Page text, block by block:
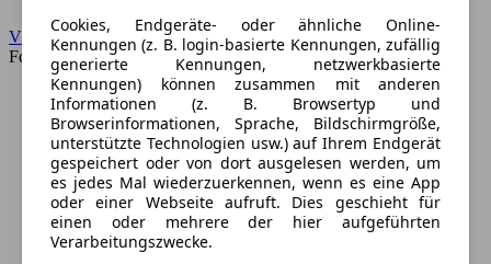
VW
Forum
Cookies, Endgeräte- oder ähnliche Online-
Kennungen (z. B. login-basierte Kennungen, zufällig
generierte Kennungen, netzwerkbasierte
Kennungen) können zusammen mit anderen
Informationen (z. B. Browsertyp und
Browserinformationen, Sprache, Bildschirmgröße,
unterstützte Technologien usw.) auf Ihrem Endgerät
gespeichert oder von dort ausgelesen werden, um
es jedes Mal wiederzuerkennen, wenn es eine App
oder einer Webseite aufruft. Dies geschieht für
einen oder mehrere der hier aufgeführten
Verarbeitungszwecke.